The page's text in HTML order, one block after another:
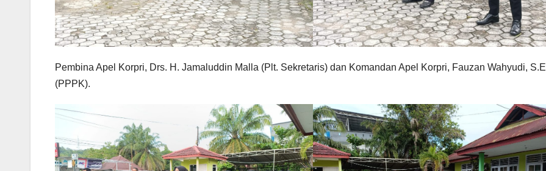
Pembina Apel Korpri, Drs. H. Jamaluddin Malla (Plt. Sekretaris) dan Komandan Apel Korpri, Fauzan Wahyudi, S.E
(PPPK).